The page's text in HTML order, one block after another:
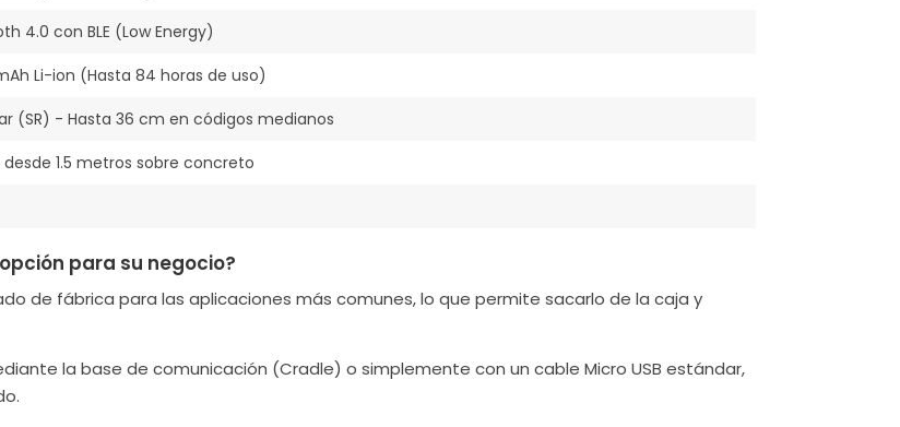
4.0 con BLE (Low Energy)
Li-ion (Hasta 84 horas de uso)
(SR) - Hasta 36 cm en códigos medianos
1.5 metros sobre concreto
para su negocio?
de fábrica para las aplicaciones más comunes, lo que permite sacarlo de la caja y
la base de comunicación (Cradle) o simplemente con un cable Micro USB estándar,